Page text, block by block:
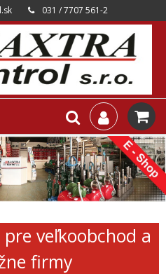
031 / 7707 561-2
veľkoobchod a
firmy